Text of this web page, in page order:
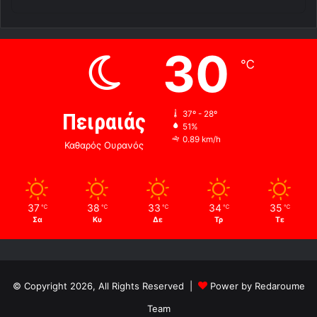
Πειραιάς
Καθαρός Ουρανός
30 ℃
37º - 28º
51%
0.89 km/h
37 ℃
Σα
38 ℃
Κυ
33 ℃
Δε
34 ℃
Τρ
35 ℃
Τε
© Copyright 2026, All Rights Reserved |
Power by Redaroume
Team